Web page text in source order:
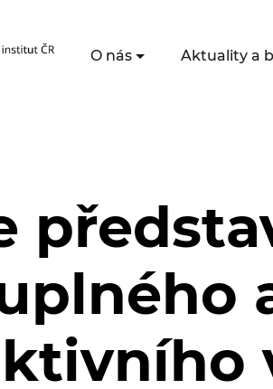
O nás Aktuality a